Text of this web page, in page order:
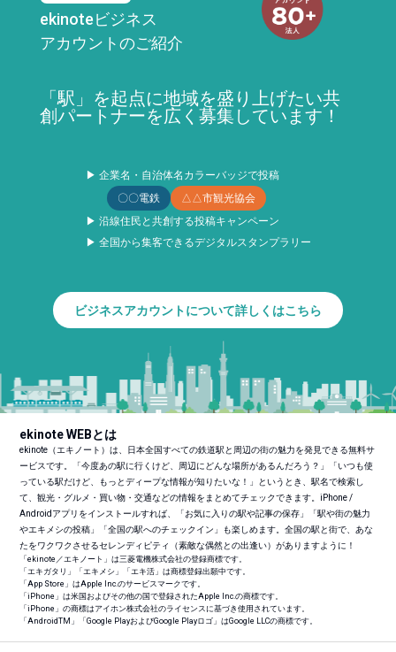
ekinoteビジネス
アカウントのご紹介
「駅」を起点に地域を盛り上げたい共
創パートナーを広く募集しています！
▶ 企業名・自治体名カラーバッジで投稿
〇〇電鉄
△△市観光協会
▶ 沿線住民と共創する投稿キャンペーン
▶ 全国から集客できるデジタルスタンプラリー
ビジネスアカウントについて詳しくはこちら
ekinote WEBとは
ekinote（エキノート）は、日本全国すべての鉄道駅と周辺の街の魅力を発見できる無料サ
ービスです。「今度あの駅に行くけど、周辺にどんな場所があるんだろう？」「いつも使
っている駅だけど、もっとディープな情報が知りたいな！」というとき、駅名で検索し
て、観光・グルメ・買い物・交通などの情報をまとめてチェックできます。iPhone /
Androidアプリをインストールすれば、「お気に入りの駅や記事の保存」「駅や街の魅力
やエキメシの投稿」「全国の駅へのチェックイン」も楽しめます。全国の駅と街で、あな
たをワクワクさせるセレンディピティ（素敵な偶然との出逢い）がありますように！
「ekinote／エキノート」は三菱電機株式会社の登録商標です。
「エキガタリ」「エキメシ」「エキ活」は商標登録出願中です。
「App Store」はApple Inc.のサービスマークです。
「iPhone」は米国およびその他の国で登録されたApple Inc.の商標です。
「iPhone」の商標はアイホン株式会社のライセンスに基づき使用されています。
「AndroidTM 」「Google PlayおよびGoogle Playロゴ」はGoogle LLCの商標です。